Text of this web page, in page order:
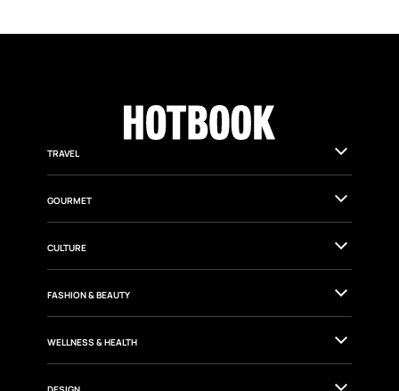
TRAVEL
GOURMET
CULTURE
FASHION & BEAUTY
WELLNESS & HEALTH